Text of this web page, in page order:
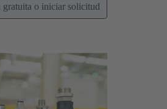
gratuita o iniciar solicitud